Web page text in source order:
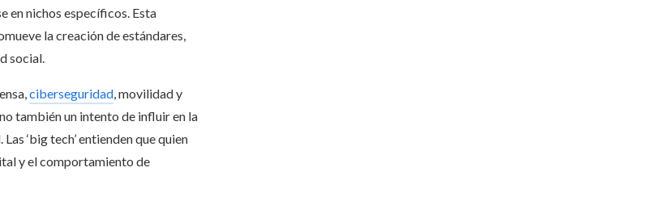
en nichos específicos. Esta
la creación de estándares,
social.
ciberseguridad, movilidad y
también un intento de influir en la
‘big tech’ entienden que quien
y el comportamiento de